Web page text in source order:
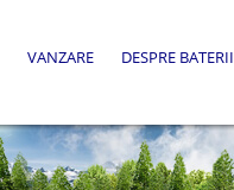
VANZARE DESPRE BATERII